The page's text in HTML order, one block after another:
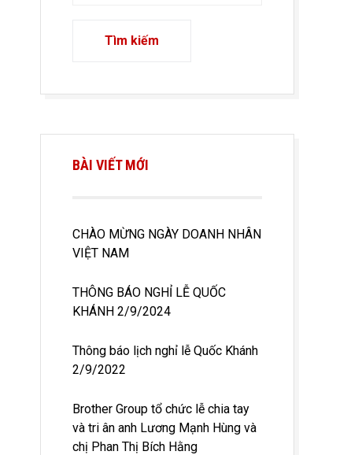
BÀI VIẾT MỚI
CHÀO MỪNG NGÀY DOANH NHÂN
VIỆT NAM
THÔNG BÁO NGHỈ LỄ QUỐC
KHÁNH 2/9/2024
Thông báo lịch nghỉ lễ Quốc Khánh
2/9/2022
Brother Group tổ chức lễ chia tay
và tri ân anh Lương Mạnh Hùng và
chị Phan Thị Bích Hằng